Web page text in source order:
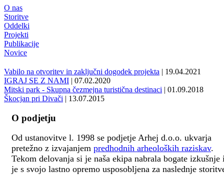
O nas
Storitve
Oddelki
Projekti
Publikacije
Novice
Vabilo na otvoritev in zaključni dogodek projekta | 19.04.2021
IGRAJ SE Z NAMI | 07.02.2020
Mitski park - Skupna čezmejna turistična destinaci | 01.09.2018
Škocjan pri Divači | 13.07.2015
O podjetju
Od ustanovitve l. 1998 se podjetje Arhej d.o.o. ukvarja
pretežno z izvajanjem predhodnih arheoloških raziskav.
Tekom delovanja si je naša ekipa nabrala bogate izkušnje
je s svojo lastno opremo usposobljena za naslednje